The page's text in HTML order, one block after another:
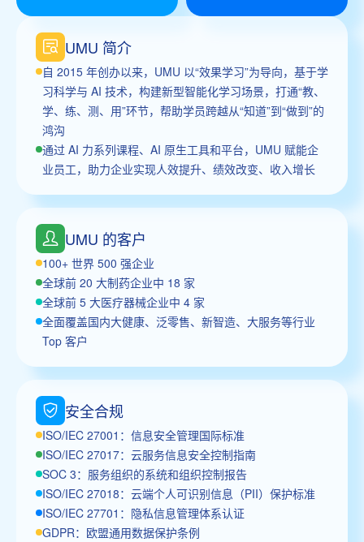
UMU 简介
自 2015 年创办以来，UMU 以“效果学习”为导向，基于学
习科学与 AI 技术，构建新型智能化学习场景，打通“教、
学、练、测、用”环节，帮助学员跨越从“知道”到“做到”的
鸿沟
通过 AI 力系列课程、AI 原生工具和平台，UMU 赋能企
业员工，助力企业实现人效提升、绩效改变、收入增长
UMU 的客户
100+ 世界 500 强企业
全球前 20 大制药企业中 18 家
全球前 5 大医疗器械企业中 4 家
全面覆盖国内大健康、泛零售、新智造、大服务等行业
Top 客户
安全合规
ISO/IEC 27001：信息安全管理国际标准
ISO/IEC 27017：云服务信息安全控制指南
SOC 3：服务组织的系统和组织控制报告
ISO/IEC 27018：云端个人可识别信息（PII）保护标准
ISO/IEC 27701：隐私信息管理体系认证
GDPR：欧盟通用数据保护条例